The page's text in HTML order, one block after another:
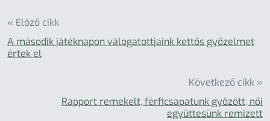
« Előző cikk
A második játéknapon válogatottjaink kettős győzelmet
értek el
Következő cikk »
Rapport remekelt, férficsapatunk győzött, női
együttesünk remizett